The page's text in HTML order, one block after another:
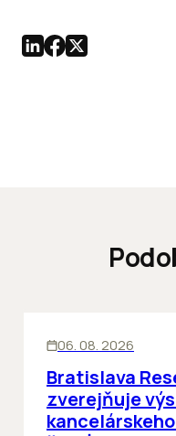
06. 08. 2026
Bratislava
zverejňuje